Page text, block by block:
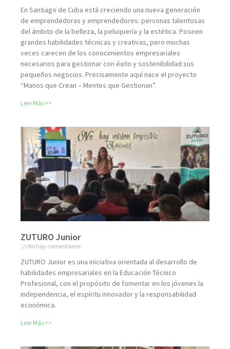
En Santiago de Cuba está creciendo una nueva generación
de emprendedoras y emprendedores: personas talentosas
del ámbito de la belleza, la peluquería y la estética. Poseen
grandes habilidades técnicas y creativas, pero muchas
veces carecen de los conocimientos empresariales
necesarios para gestionar con éxito y sostenibilidad sus
pequeños negocios. Precisamente aquí nace el proyecto
“Manos que Crean – Mentes que Gestionan”.
Leer Más >>
ZUTURO Junior
No hay comentarios
ZUTURO Junior es una iniciativa orientada al desarrollo de
habilidades empresariales en la Educación Técnico
Profesional, con el propósito de fomentar en los jóvenes la
independencia, el espíritu innovador y la responsabilidad
económica.
Leer Más >>